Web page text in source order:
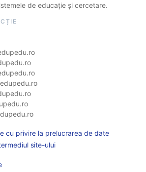
de educație și cercetare.
cu privire la prelucrarea de date
site-ului